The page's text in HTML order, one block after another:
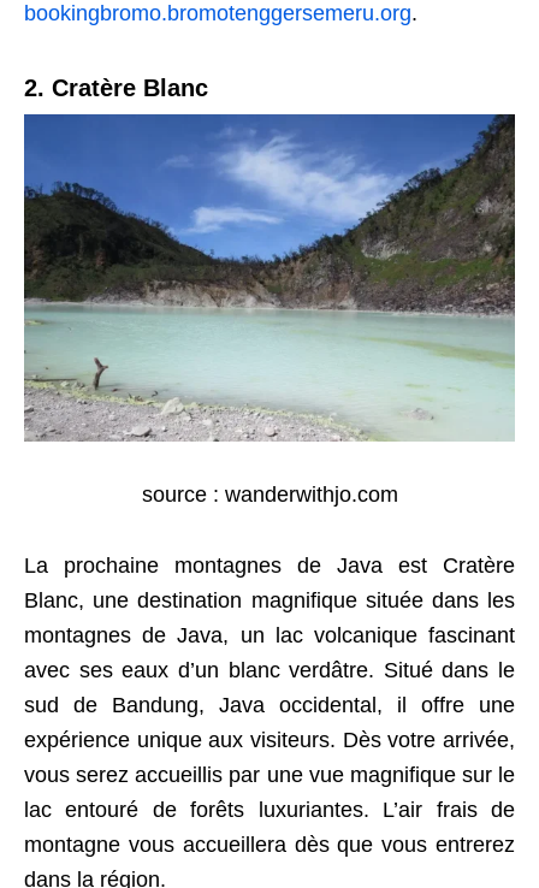
bookingbromo.bromotenggersemeru.org.
2. Cratère Blanc
source : wanderwithjo.com
La prochaine montagnes de Java est Cratère
Blanc, une destination magnifique située dans les
montagnes de Java, un lac volcanique fascinant
avec ses eaux d’un blanc verdâtre. Situé dans le
sud de Bandung, Java occidental, il offre une
expérience unique aux visiteurs. Dès votre arrivée,
vous serez accueillis par une vue magnifique sur le
lac entouré de forêts luxuriantes. L’air frais de
montagne vous accueillera dès que vous entrerez
dans la région.